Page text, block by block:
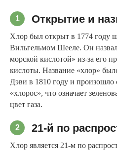
1 Открытие и
Хлор был открыт в 1774 году
Вильгельмом Шееле. Он
морской кислотой» из-за его
кислоты. Название «хлор»
Дэви в 1810 году и произошло
«хлорос», что означает
цвет газа.
2 21-й по
Хлор является 21-м по